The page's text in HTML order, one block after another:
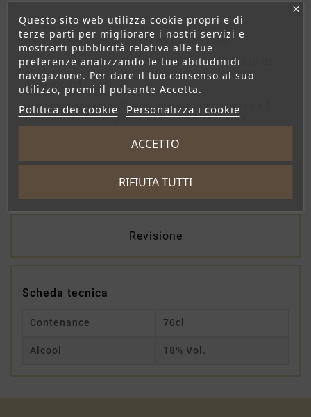
Paiement sécurisé &
transaction protégée par nos partenaires.
Livraison à domicile
et sécurisée avec nos partenaires Colissimo &
Chronopost
A votre écoute :une question ?
Besoin d'un renseignement ? Contactez-nous .
Dettagli del prodotto
Revisione
Scheda tecnica
Contenance 70cl
Alcool 18% Vol.
Questo sito web utilizza cookie propri e di
terze parti per migliorare i nostri servizi e
mostrarti pubblicità relativa alle tue
preferenze analizzando le tue abitudinidi
navigazione. Per dare il tuo consenso al suo
utilizzo, premi il pulsante Accetta.
Politica dei cookie Personalizza i cookie
RIFIUTA TUTTI
ACCETTO